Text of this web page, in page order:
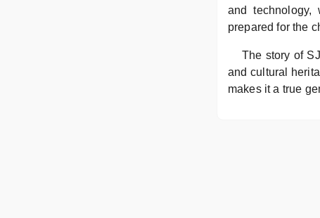
and
prepared for the
The story of
and cultural
makes it a true